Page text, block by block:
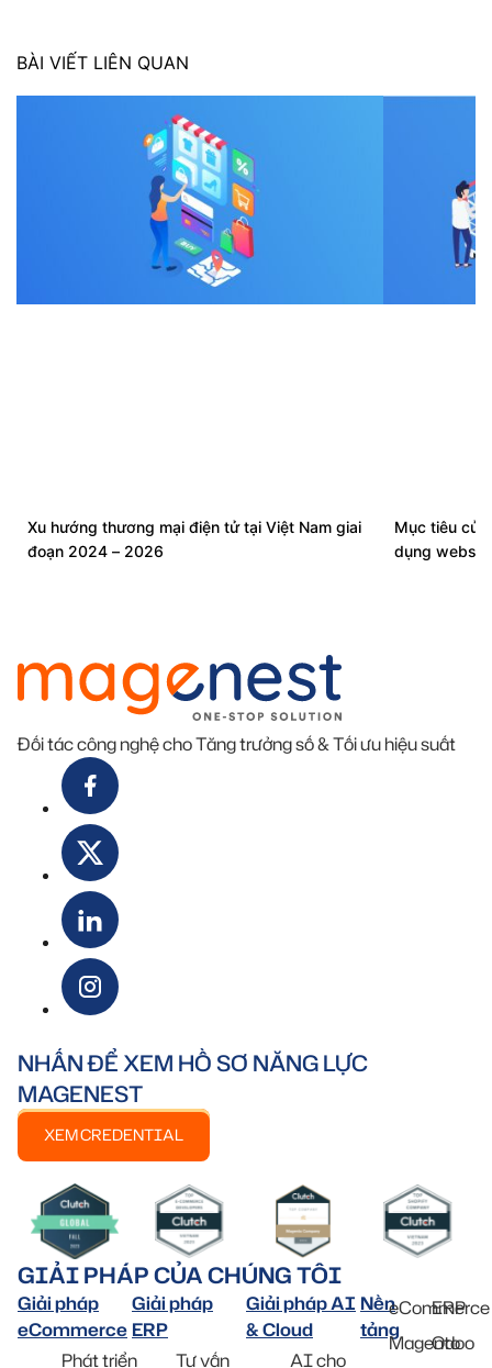
BÀI VIẾT LIÊN QUAN
Xu hướng thương mại điện tử tại Việt Nam giai
đoạn 2024 – 2026
Mục tiêu
dụng
Đối tác công nghệ cho Tăng trưởng số & Tối ưu hiệu suất
NHẤN ĐỂ XEM HỒ SƠ NĂNG LỰC
MAGENEST
XEM CREDENTIAL
GIẢI PHÁP CỦA CHÚNG TÔI
Giải pháp
eCommerce
Phát triển
Giải pháp
ERP
Tư vấn
Giải pháp AI
& Cloud
AI cho
Nền
tảng
eCommerce
Magento
ERP
Odoo